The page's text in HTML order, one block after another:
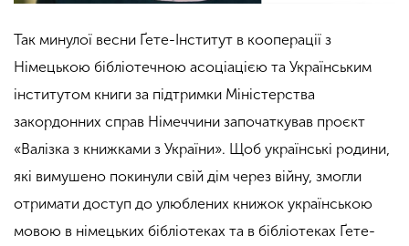
Так минулої весни Ґете-Інститут в кооперації з
Німецькою бібліотечною асоціацією та Українським
інститутом книги за підтримки Міністерства
закордонних справ Німеччини започаткував проєкт
«Валізка з книжками з України». Щоб українські родини,
які вимушено покинули свій дім через війну, змогли
отримати доступ до улюблених книжок українською
мовою в німецьких бібліотеках та в бібліотеках Ґете-